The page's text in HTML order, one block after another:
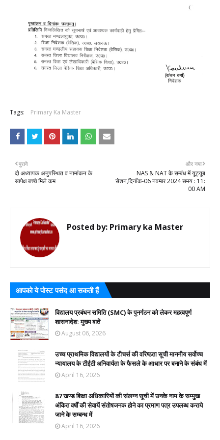
Tags: Primary Ka Master
और नया
NAS & NAT के सम्बंध में यूट्यूब
सेशन,दिनाँक-06 नवम्बर 2024 समय : 11:
00 AM
पुराने
दो अध्यापक अनुपस्थित व नामांकन के
सापेक्ष बच्चे मिले कम
Posted by: Primary ka Master
आपको ये पोस्ट पसंद आ सकती हैं
विद्यालय प्रबंधन समिति (SMC) के पुनर्गठन को लेकर महत्वपूर्ण
शासनादेश: मुख्य बातें
August 06, 2026
उच्च प्राथमिक विद्यालयों के टीचर्स की वरिष्ठता सूची माननीय सर्वोच्च
न्यायालय के टीईटी अनिवार्यता के फैसले के आधार पर बनाने के संबंध में
April 16, 2026
87 खण्ड शिक्षा अधिकारियों की संलग्न सूची में उनके नाम के सम्मुख
अंकित वर्षों की सेवायें संतोषजनक होने का प्रमाण पत्र उपलब्ध कराये
जाने के सम्बन्ध में
April 16, 2026